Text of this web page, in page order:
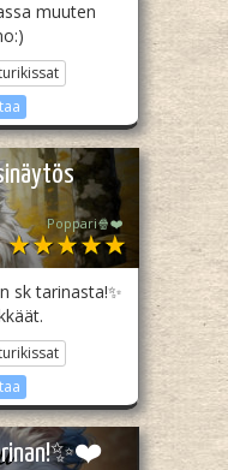
muuten
Poppari🍿❤️
sk tarinasta!✨